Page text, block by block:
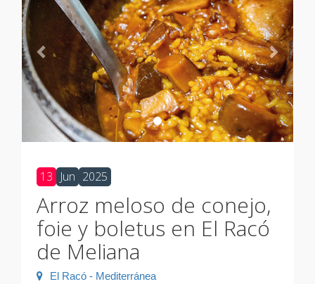
13 Jun 2025
Arroz meloso de conejo,
foie y boletus en El Racó
de Meliana
El Racó - Mediterránea